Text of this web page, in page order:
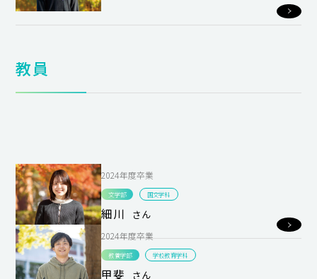
教員
2024年度卒業
文学部 国文学科
細川 さん
2024年度卒業
教養学部 学校教育学科
甲斐 さん